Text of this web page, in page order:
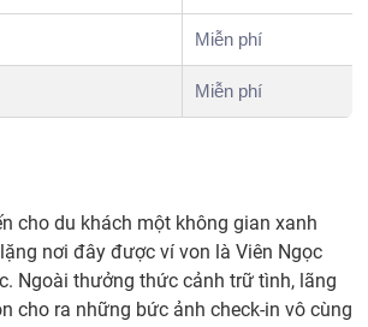
Miễn phí
Miễn phí
cho du khách một không gian xanh
nơi đây được ví von là Viên Ngọc
Ngoài thưởng thức cảnh trữ tình, lãng
cho ra những bức ảnh check-in vô cùng